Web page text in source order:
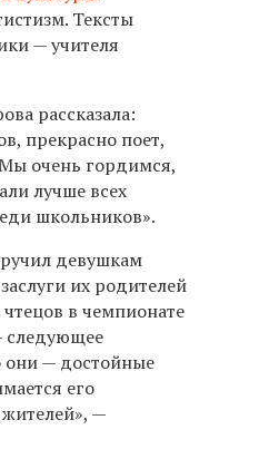
Тексты
— учителя
рассказала:
прекрасно поет,
Мы очень гордимся,
лучше всех
школьников».
девушкам
их родителей
в чемпионате
следующее
они — достойные
его
—